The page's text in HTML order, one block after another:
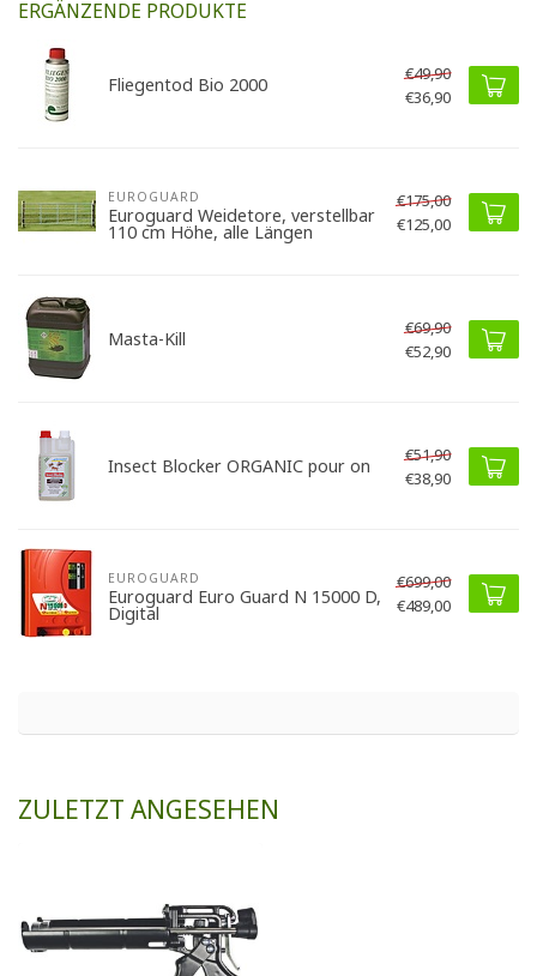
ERGÄNZENDE PRODUKTE
Fliegentod Bio 2000
€49,90
€36,90
EUROGUARD
Euroguard Weidetore, verstellbar
110 cm Höhe, alle Längen
€175,00
€125,00
Masta-Kill
€69,90
€52,90
Insect Blocker ORGANIC pour on
€51,90
€38,90
EUROGUARD
Euroguard Euro Guard N 15000 D,
Digital
€699,00
€489,00
ZULETZT ANGESEHEN